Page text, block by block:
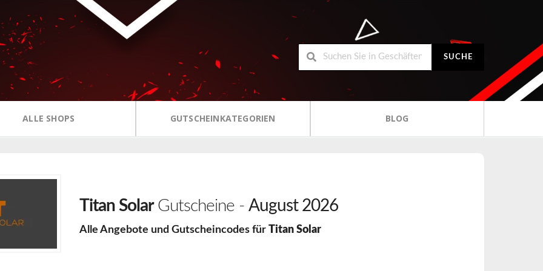
SUCHE
ALLE SHOPS GUTSCHEINKATEGORIEN BLOG
Titan SolarGutscheine - August 2026
Alle Angebote und Gutscheincodes für Titan Solar